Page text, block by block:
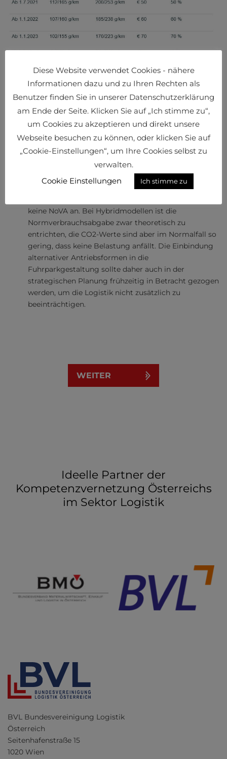
Gebraucht statt neu
Für Fahrzeuge mit Zulassung vor dem 1. Juli 2021
wird die Normverbrauchsabgabe weiterhin nach der
alten, vorteilhafteren Regelung berechnet. Faktisch
fällt so bei Import keine NoVA bezüglich gebrauchter
Klein-LKW und Transporter bis 3,5 Tonnen an. Es
empfiehlt sich zudem zu bedenken, dass die Preise
auf dem Gebrauchtwagenmarkt mit der NoVA Neu
vermutlich unvermindert steigen werden.
Elektromobilität und hybride Lösungen
keine NoVA an. Bei Hybridmodellen ist die
Normverbrauchsabgabe zwar theoretisch zu
entrichten, die CO2-Werte sind aber im Normalfall so
gering, dass keine Belastung anfällt. Die Einbindung
alternativer Antriebsformen in die
Fuhrparkgestaltung sollte daher auch in der
strategischen Planung frühzeitig in Betracht gezogen
werden, um die Logistik nicht zusätzlich zu
beeinträchtigen.
WEITER
Ideelle Partner der
Kompetenzvernetzung Österreichs
im Sektor Logistik
BVL Bundesvereinigung Logistik
Österreich
Seitenhafenstraße 15
1020 Wien
Diese Website verwendet Cookies - nähere
Informationen dazu und zu Ihren Rechten als
Benutzer finden Sie in unserer Datenschutzerklärung
am Ende der Seite. Klicken Sie auf „Ich stimme zu“,
um Cookies zu akzeptieren und direkt unsere
Webseite besuchen zu können, oder klicken Sie auf
„Cookie-Einstellungen“, um Ihre Cookies selbst zu
verwalten.
Cookie Einstellungen
Ich stimme zu